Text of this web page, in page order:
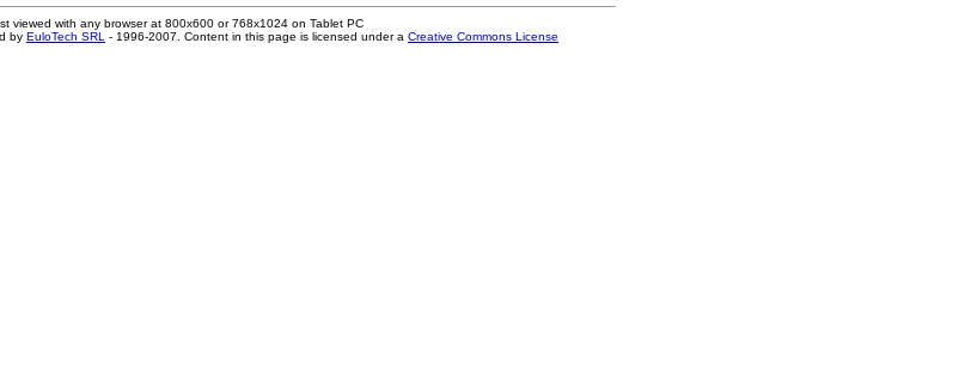
viewed with any browser at 800x600 or 768x1024 on Tablet PC
by EuloTech SRL - 1996-2007. Content in this page is licensed under a Creative Commons License